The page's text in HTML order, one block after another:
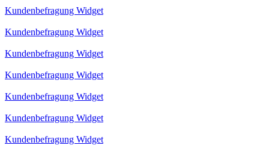
Kundenbefragung Widget
Kundenbefragung Widget
Kundenbefragung Widget
Kundenbefragung Widget
Kundenbefragung Widget
Kundenbefragung Widget
Kundenbefragung Widget